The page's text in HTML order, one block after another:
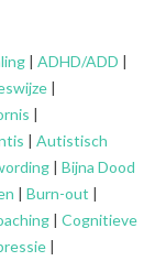
| ADHD/ADD |
|
|
| Autistisch
| Bijna Dood
| Burn-out |
| Cognitieve
|